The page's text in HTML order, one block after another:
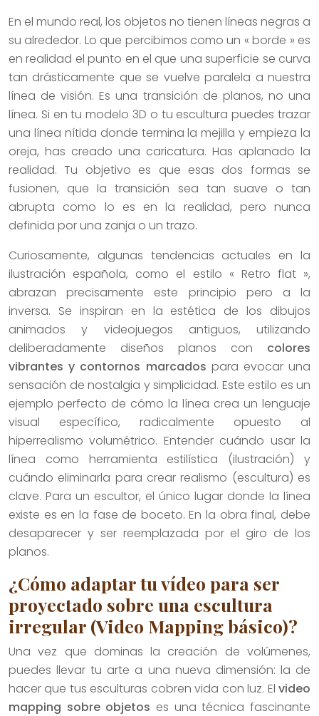
En el mundo real, los objetos no tienen líneas negras a
su alrededor. Lo que percibimos como un « borde » es
en realidad el punto en el que una superficie se curva
tan drásticamente que se vuelve paralela a nuestra
línea de visión. Es una transición de planos, no una
línea. Si en tu modelo 3D o tu escultura puedes trazar
una línea nítida donde termina la mejilla y empieza la
oreja, has creado una caricatura. Has aplanado la
realidad. Tu objetivo es que esas dos formas se
fusionen, que la transición sea tan suave o tan
abrupta como lo es en la realidad, pero nunca
definida por una zanja o un trazo.
Curiosamente, algunas tendencias actuales en la
ilustración española, como el estilo « Retro flat »,
abrazan precisamente este principio pero a la
inversa. Se inspiran en la estética de los dibujos
animados y videojuegos antiguos, utilizando
deliberadamente diseños planos con colores
vibrantes y contornos marcados para evocar una
sensación de nostalgia y simplicidad. Este estilo es un
ejemplo perfecto de cómo la línea crea un lenguaje
visual específico, radicalmente opuesto al
hiperrealismo volumétrico. Entender cuándo usar la
línea como herramienta estilística (ilustración) y
cuándo eliminarla para crear realismo (escultura) es
clave. Para un escultor, el único lugar donde la línea
existe es en la fase de boceto. En la obra final, debe
desaparecer y ser reemplazada por el giro de los
planos.
¿Cómo adaptar tu vídeo para ser
proyectado sobre una escultura
irregular (Video Mapping básico)?
Una vez que dominas la creación de volúmenes,
puedes llevar tu arte a una nueva dimensión: la de
hacer que tus esculturas cobren vida con luz. El video
mapping sobre objetos es una técnica fascinante